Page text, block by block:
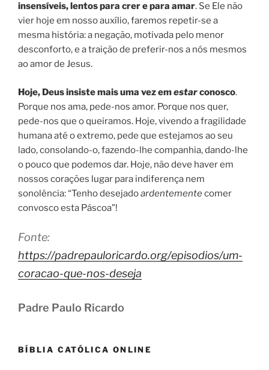
insensíveis, lentos para crer e para amar. Se Ele não
vier hoje em nosso auxílio, faremos repetir-se a
mesma história: a negação, motivada pelo menor
desconforto, e a traição de preferir-nos a nós mesmos
ao amor de Jesus.
Hoje, Deus insiste mais uma vez emestarconosco.
Porque nos ama, pede-nos amor. Porque nos quer,
pede-nos que o queiramos. Hoje, vivendo a fragilidade
humana até o extremo, pede que estejamos ao seu
lado, consolando-o, fazendo-lhe companhia, dando-lhe
o pouco que podemos dar. Hoje, não deve haver em
nossos corações lugar para indiferença nem
sonolência: “Tenho desejadoardentementecomer
convosco esta Páscoa”!
Fonte:
https://padrepauloricardo.org/episodios/um-
coracao-que-nos-deseja
Padre Paulo Ricardo
BÍBLIA CATÓLICA ONLINE